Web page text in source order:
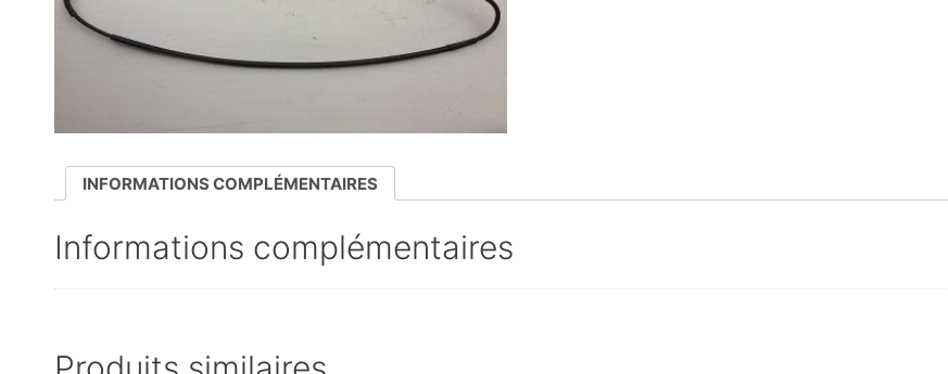
INFORMATIONS COMPLÉMENTAIRES
Informations complémentaires